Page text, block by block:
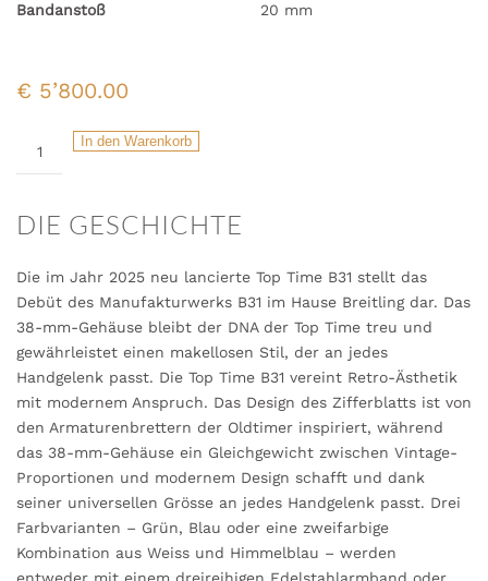
Bandanstoß
20 mm
€ 5’800.00
Menge
In den Warenkorb
DIE GESCHICHTE
Die im Jahr 2025 neu lancierte Top Time B31 stellt das
Debüt des Manufakturwerks B31 im Hause Breitling dar. Das
38-mm-Gehäuse bleibt der DNA der Top Time treu und
gewährleistet einen makellosen Stil, der an jedes
Handgelenk passt. Die Top Time B31 vereint Retro-Ästhetik
mit modernem Anspruch. Das Design des Zifferblatts ist von
den Armaturenbrettern der Oldtimer inspiriert, während
das 38-mm-Gehäuse ein Gleichgewicht zwischen Vintage-
Proportionen und modernem Design schafft und dank
seiner universellen Grösse an jedes Handgelenk passt. Drei
Farbvarianten – Grün, Blau oder eine zweifarbige
Kombination aus Weiss und Himmelblau – werden